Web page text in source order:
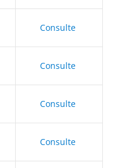
Consulte
Consulte
Consulte
Consulte